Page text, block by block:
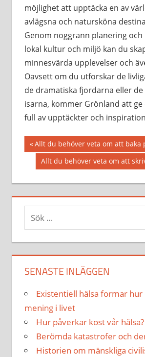
möjlighet att upptäcka en av
avlägsna och natursköna
Genom noggrann planering
lokal kultur och miljö kan du
minnesvärda upplevelser och
Oavsett om du utforskar de
de dramatiska fjordarna eller
isarna, kommer Grönland att ge
full av upptäckter och
Inläggsnavigering
Föregående
inlägg:
Allt du behöver veta om att baka
Nästa
inlägg:
Allt du behöver veta om att
SENASTE INLÄGGEN
Existentiell hälsa formar
mening i livet
Hur påverkar kost vår hälsa?
Berömda katastrofer och
Historien om mänskliga